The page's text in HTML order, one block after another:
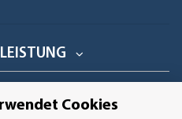
Cookies